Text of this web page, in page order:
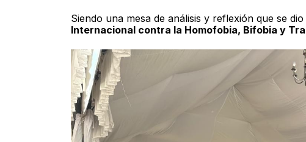
Siendo una mesa de análisis y reflexión que se
Internacional contra la Homofobia, Bifobia y